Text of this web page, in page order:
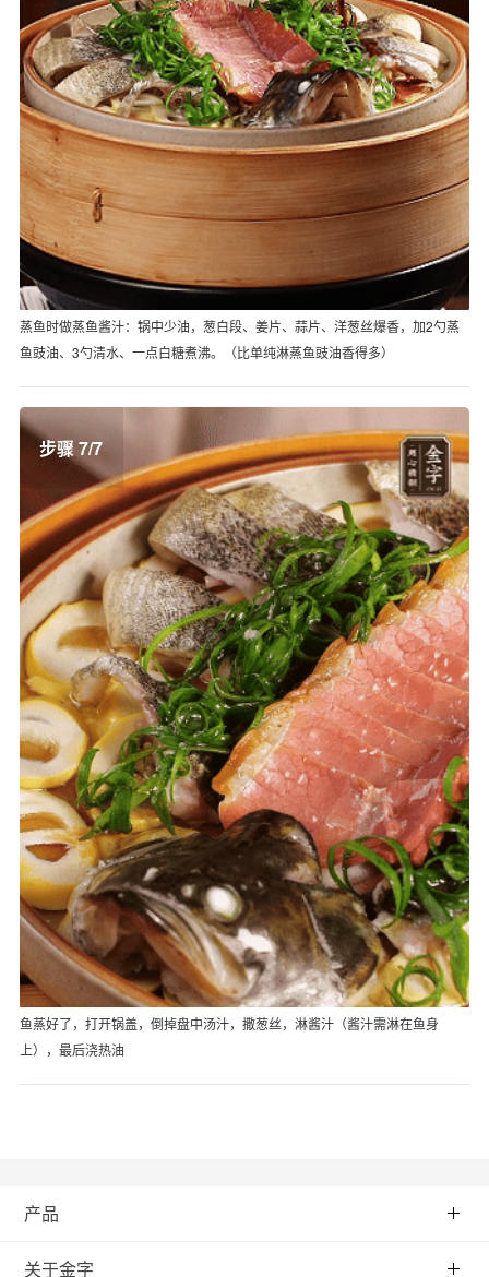
蒸鱼时做蒸鱼酱汁：锅中少油，葱白段、姜片、蒜片、洋葱丝爆香，加2勺蒸
鱼豉油、3勺清水、一点白糖煮沸。（比单纯淋蒸鱼豉油香得多）
步骤 7/7
鱼蒸好了，打开锅盖，倒掉盘中汤汁，撒葱丝，淋酱汁（酱汁需淋在鱼身
上），最后浇热油
产品
关于金字